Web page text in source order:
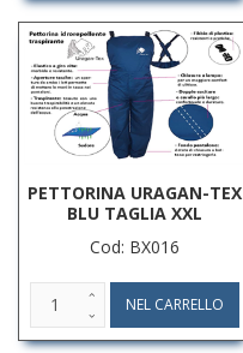
PETTORINA URAGAN-TEX
BLU TAGLIA XXL
Cod: BX016